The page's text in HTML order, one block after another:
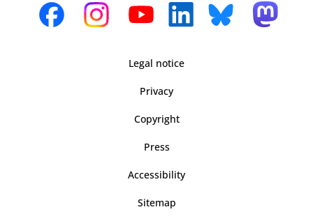
Legal notice
Privacy
Copyright
Press
Accessibility
Sitemap